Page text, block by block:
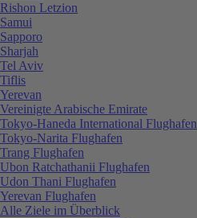
Rishon Letzion
Samui
Sapporo
Sharjah
Tel Aviv
Tiflis
Yerevan
Vereinigte Arabische Emirate
Tokyo-Haneda International Flughafen
Tokyo-Narita Flughafen
Trang Flughafen
Ubon Ratchathanii Flughafen
Udon Thani Flughafen
Yerevan Flughafen
Alle Ziele im Überblick